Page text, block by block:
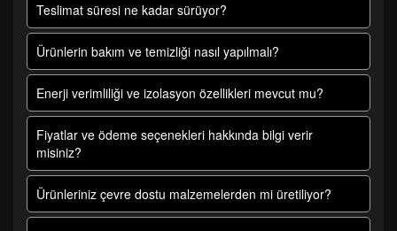
Teslimat süresi ne kadar sürüyor?
Ürünlerin bakım ve temizliği nasıl yapılmalı?
Enerji verimliliği ve izolasyon özellikleri mevcut mu?
Fiyatlar ve ödeme seçenekleri hakkında bilgi verir
misiniz?
Ürünleriniz çevre dostu malzemelerden mi üretiliyor?